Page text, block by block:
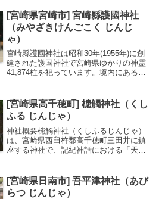
太平洋と奇岩に囲まれており絶景を眺め
ることができます。...
[宮崎県宮崎市] 宮崎縣護國神社
（みやざきけんごこく じんじ
ゃ）
宮崎縣護國神社は昭和30年(1955年)に創
建された護国神社で宮崎県ゆかりの神霊
41,874柱を祀っています。境内にある遺
柱を祀る内務大臣指定の護国神社遺品館
では...
[宮崎県高千穂町] 槵觸神社（くし
ふる じんじゃ）
神社概要槵觸神社（くしふるじんじゃ）
は、宮崎県西臼杵郡高千穂町三田井に鎮
座する神社で、記紀神話における「天孫
記』には「筑紫の日向の高千穂の久士布
流多気（くじふるたけ）に...
[宮崎県日南市] 吾平津神社（あび
らつ じんじゃ）